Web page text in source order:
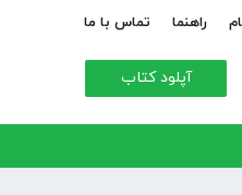
راهنما تماس با ما
آپلود کتاب